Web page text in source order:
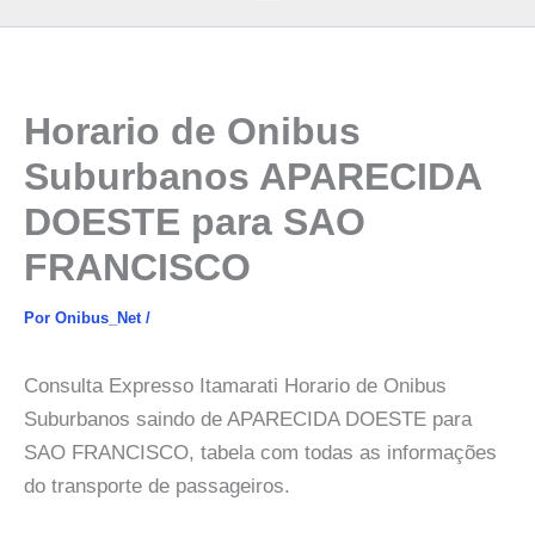
Horario de Onibus
Suburbanos APARECIDA
DOESTE para SAO
FRANCISCO
Por Onibus_Net /
Consulta Expresso Itamarati Horario de Onibus
Suburbanos saindo de APARECIDA DOESTE para
SAO FRANCISCO, tabela com todas as informações
do transporte de passageiros.